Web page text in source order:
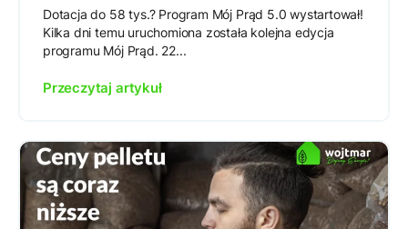
Dotacja do 58 tys.? Program Mój Prąd 5.0 wystartował!
Kilka dni temu uruchomiona została kolejna edycja
programu Mój Prąd. 22...
Przeczytaj artykuł